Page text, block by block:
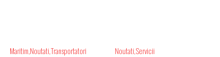
Maritim NoutatiTransportatori Noutati Servicii